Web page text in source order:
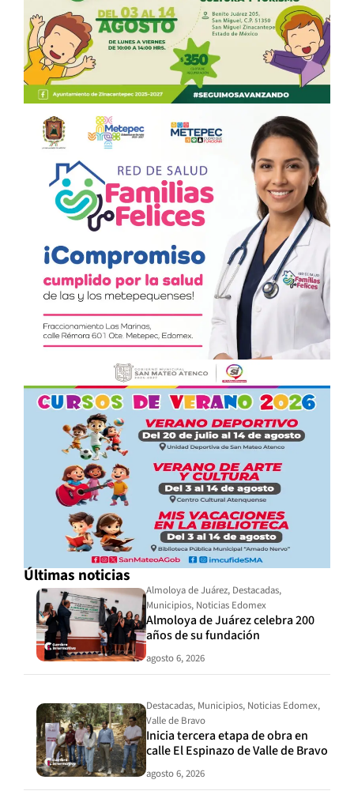
Últimas noticias
Almoloya de Juárez, Destacadas,
Municipios, Noticias Edomex
Almoloya de Juárez celebra 200
años de su fundación
agosto 6, 2026
Destacadas, Municipios, Noticias Edomex,
Valle de Bravo
Inicia tercera etapa de obra en
calle El Espinazo de Valle de Bravo
agosto 6, 2026